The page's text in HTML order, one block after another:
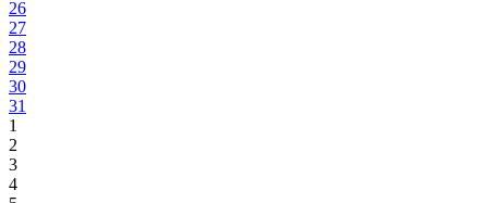
26
27
28
29
30
31
1
2
3
4